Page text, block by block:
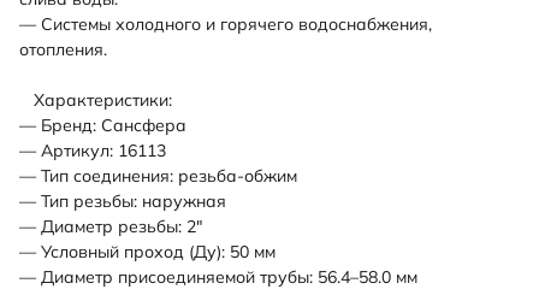
— Системы холодного и горячего водоснабжения,
отопления.
Характеристики:
— Бренд: Сансфера
— Артикул: 16113
— Тип соединения: резьба-обжим
— Тип резьбы: наружная
— Диаметр резьбы: 2"
— Условный проход (Ду): 50 мм
— Диаметр присоединяемой трубы: 56.4–58.0 мм